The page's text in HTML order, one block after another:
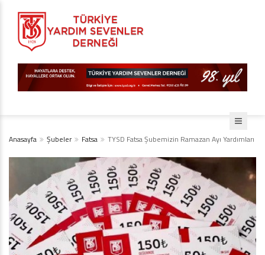
Anasayfa Şubeler Fatsa TYSD Fatsa Şubemizin Ramazan Ayı Yardımları